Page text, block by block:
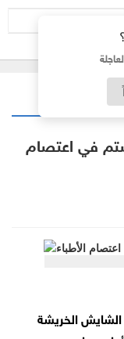
في اعتصام
الشايش الخريشة